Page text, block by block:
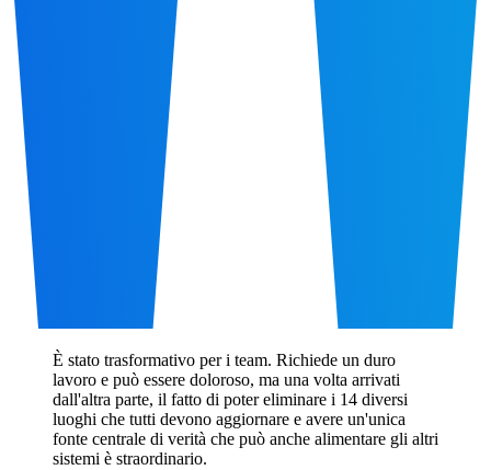
È stato trasformativo per i team. Richiede un duro
lavoro e può essere doloroso, ma una volta arrivati
dall'altra parte, il fatto di poter eliminare i 14 diversi
luoghi che tutti devono aggiornare e avere un'unica
fonte centrale di verità che può anche alimentare gli altri
sistemi è straordinario.